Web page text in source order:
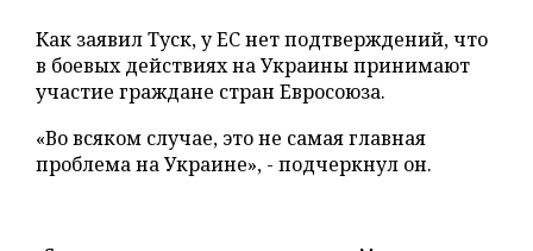
Как заявил Туск, у ЕС нет подтверждений, что
в боевых действиях на Украины принимают
участие граждане стран Евросоюза.
«Во всяком случае, это не самая главная
проблема на Украине», - подчеркнул он.